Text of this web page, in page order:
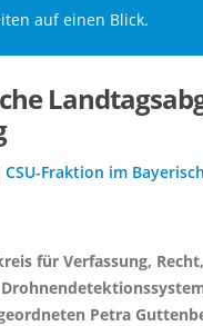
auf einen Blick.
CSU-Fraktion im
für Verfassung,
Petra